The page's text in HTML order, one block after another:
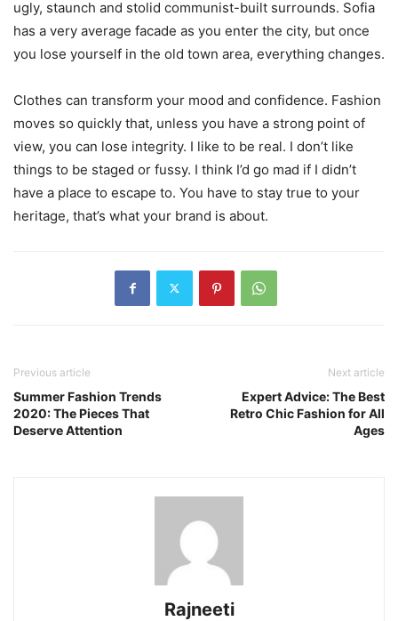
ugly, staunch and stolid communist-built surrounds. Sofia
has a very average facade as you enter the city, but once
you lose yourself in the old town area, everything changes.
Clothes can transform your mood and confidence. Fashion
moves so quickly that, unless you have a strong point of
view, you can lose integrity. I like to be real. I don’t like
things to be staged or fussy. I think I’d go mad if I didn’t
have a place to escape to. You have to stay true to your
heritage, that’s what your brand is about.
Previous article
Summer Fashion Trends
2020: The Pieces That
Deserve Attention
Next article
Expert Advice: The Best
Retro Chic Fashion for All
Ages
Rajneeti